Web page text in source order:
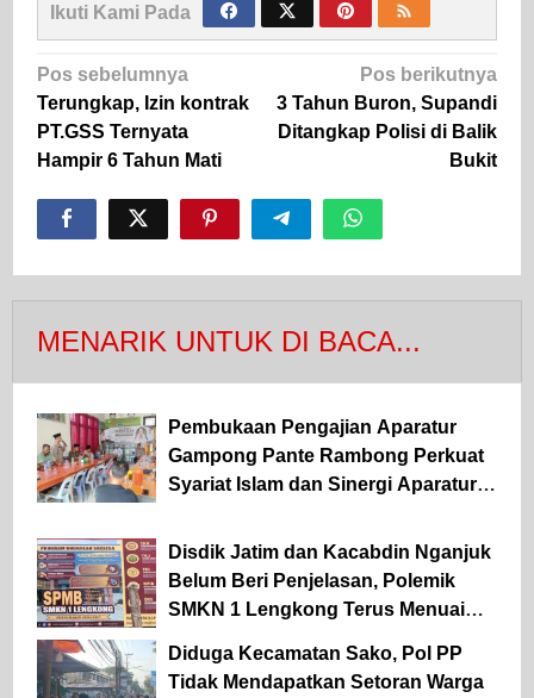
Ikuti Kami Pada
Navigasi
pos
Pos sebelumnya
Terungkap, Izin kontrak
PT.GSS Ternyata
Hampir 6 Tahun Mati
Pos berikutnya
3 Tahun Buron, Supandi
Ditangkap Polisi di Balik
Bukit
MENARIK UNTUK DI BACA...
Pembukaan Pengajian Aparatur
Gampong Pante Rambong Perkuat
Syariat Islam dan Sinergi Aparatur
Disdik Jatim dan Kacabdin Nganjuk
Belum Beri Penjelasan, Polemik
SMKN 1 Lengkong Terus Menuai
Diduga Kecamatan Sako, Pol PP
Tidak Mendapatkan Setoran Warga